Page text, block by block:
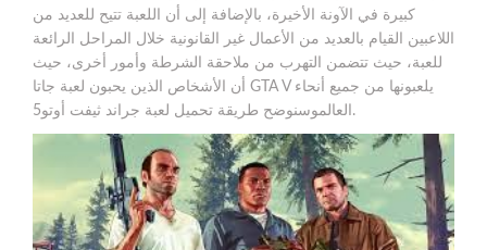
كبيرة في الآونة الأخيرة، بالإضافة إلى أن اللعبة تتيح للعديد من
اللاعبين القيام بالعديد من الأعمال غير القانونية خلال المراحل الرائعة
للعبة، حيث تتضمن التهرب من ملاحقة الشرطة وأمور أخرى، حيث
أن الأشخاص الذين يحبون لعبة جاتا GTA V يلعبونها من جميع أنحاء
العالموسنوضح طريقة تحميل لعبة جراند ثيفت أوتو5.